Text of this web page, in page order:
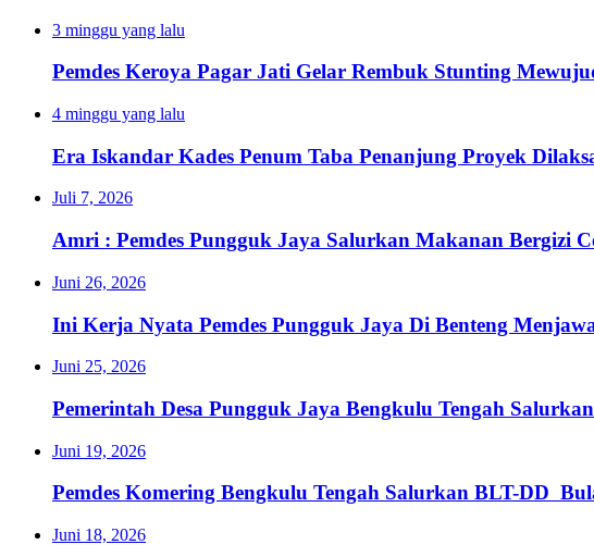
3 minggu yang lalu
Pemdes Keroya Pagar Jati Gelar Rembuk Stunting
4 minggu yang lalu
Era Iskandar Kades Penum Taba Penanjung Proyek
Juli 7, 2026
Amri : Pemdes Pungguk Jaya Salurkan Makanan Bergizi
Juni 26, 2026
Ini Kerja Nyata Pemdes Pungguk Jaya Di Benteng
Juni 25, 2026
Pemerintah Desa Pungguk Jaya Bengkulu Tengah
Juni 19, 2026
Pemdes Komering Bengkulu Tengah Salurkan BLT-DD
Juni 18, 2026